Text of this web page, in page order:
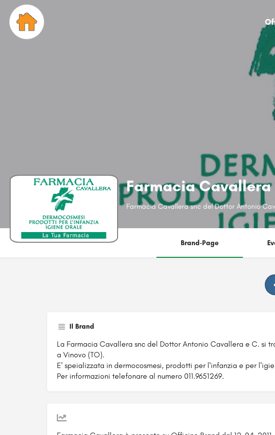
Farmacia Cavallera
Brand-Page
Il Brand
La Farmacia Cavallera snc del Dottor Antonio Cavallera e C. si
a Vinovo (TO).
E' speializzata in dermocosmesi, prodotti per l'infanzia e per
Per informazioni telefonare al numero 011.9651269.